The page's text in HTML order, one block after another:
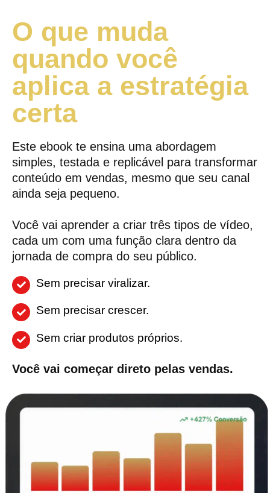
O que muda
quando você
aplica a estratégia
certa
Este ebook te ensina uma abordagem
simples, testada e replicável para transformar
conteúdo em vendas, mesmo que seu canal
ainda seja pequeno.
Você vai aprender a criar três tipos de vídeo,
cada um com uma função clara dentro da
jornada de compra do seu público.
Sem precisar viralizar.
Sem precisar crescer.
Sem criar produtos próprios.
Você vai começar direto pelas vendas.